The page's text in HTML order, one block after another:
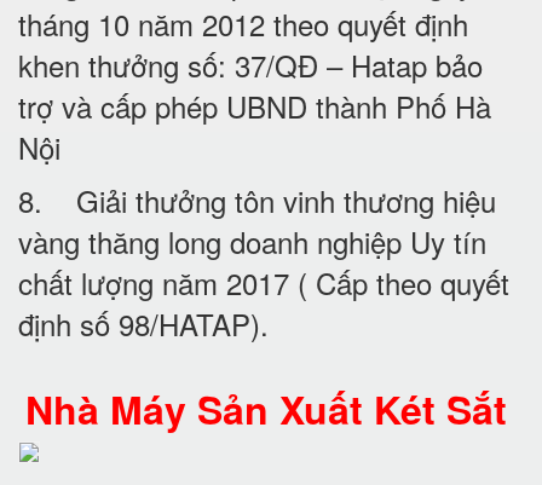
tháng 10 năm 2012 theo quyết định
khen thưởng số: 37/QĐ – Hatap bảo
trợ và cấp phép UBND thành Phố Hà
Nội
8. Giải thưởng tôn vinh thương hiệu
vàng thăng long doanh nghiệp Uy tín
chất lượng năm 2017 ( Cấp theo quyết
định số 98/HATAP).
Nhà Máy Sản Xuất Két Sắt